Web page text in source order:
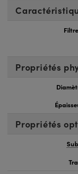
Propriétés
Propriétés